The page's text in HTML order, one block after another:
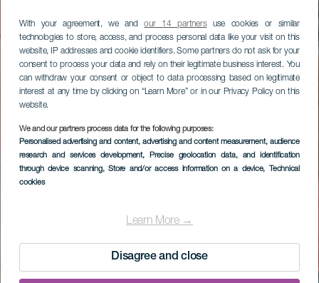
With your agreement, we andour 14 partnersuse cookies or similar
technologies to store, access, and process personal data like your visit on this
website, IP addresses and cookie identifiers. Some partners do not ask for your
consent to process your data and rely on their legitimate business interest. You
can withdraw your consent or object to data processing based on legitimate
interest at any time by clicking on “Learn More” or in our Privacy Policy on this
website.
We and our partners process data for the following purposes:
Personalised advertising and content, advertising and content measurement, audience
research and services development, Precise geolocation data, and identification
through device scanning, Store and/or access information on a device, Technical
cookies
Learn More →
Disagree and close